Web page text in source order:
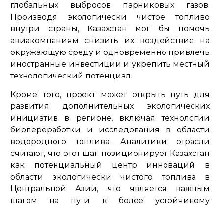
глобальных выбросов парниковых газов.
Производя экологически чистое топливо
внутри страны, Казахстан мог бы помочь
авиакомпаниям снизить их воздействие на
окружающую среду и одновременно привлечь
иностранные инвестиции и укрепить местный
технологический потенциал.
Кроме того, проект может открыть путь для
развития дополнительных экологических
инициатив в регионе, включая технологии
биопереработки и исследования в области
водородного топлива. Аналитики отрасли
считают, что этот шаг позиционирует Казахстан
как потенциальный центр инноваций в
области экологически чистого топлива в
Центральной Азии, что является важным
шагом на пути к более устойчивому